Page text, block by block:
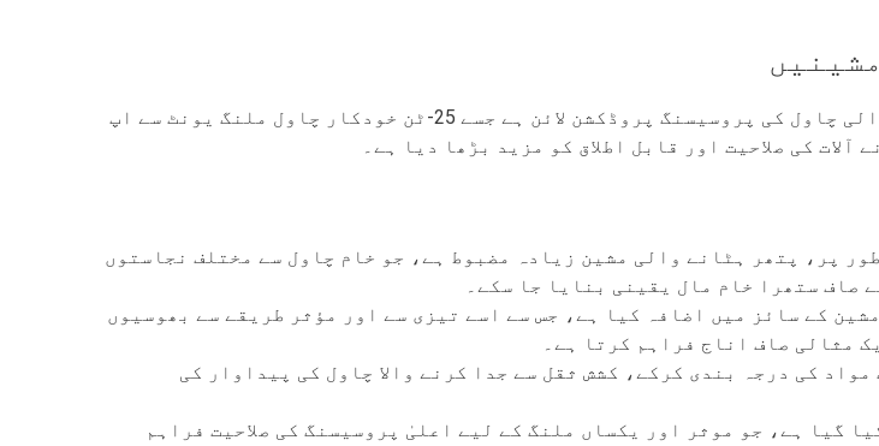
ہمارا فخر، 30-ٹن کمرشل رائس ملنگ مشینری، ایک اعلیٰ کارکردگی والی چاول کی پروسیسنگ پروڈکشن لائن ہے جسے 25-ٹن خودکار چاول ملنگ یونٹ سے اپ
کی صلاحیت اور قابل اطلاق کو مزید بڑھا دیا ہے۔
پر، پتھر ہٹانے والی مشین زیادہ مضبوط ہے، جو خام چاول سے مختلف نجاستوں
صاف ستھرا خام مال یقینی بنایا جا سکے۔
مشین کے سائز میں اضافہ کیا ہے، جس سے اسے تیزی سے اور مؤثر طریقے سے بھوسیوں
مثالی صاف اناج فراہم کرتا ہے۔
کی درجہ بندی کرکے، کشش ثقل سے جدا کرنے والا چاول کی پیداوار کی
گیا ہے، جو موثر اور یکساں ملنگ کے لیے اعلیٰ پروسیسنگ کی صلاحیت فراہم